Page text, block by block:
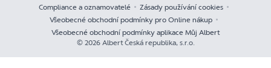
Compliance a oznamovatelé
Zásady používání cookies
Všeobecné obchodní podmínky pro Online nákup
Všeobecné obchodní podmínky aplikace Můj Albert
© 2026 Albert Česká republika, s.r.o.